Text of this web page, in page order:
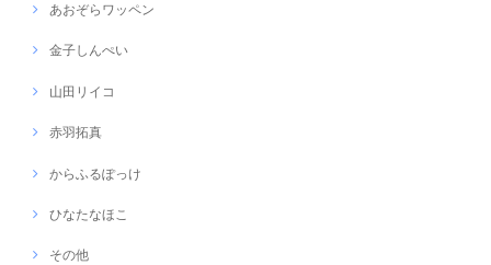
あおぞらワッペン
金子しんぺい
山田リイコ
赤羽拓真
からふるぽっけ
ひなたなほこ
その他